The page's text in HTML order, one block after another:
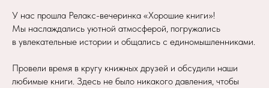
У нас прошла Релакс-вечеринка «Хорошие книги»!
Мы наслаждались уютной атмосферой, погружались
в увлекательные истории и общались с единомышленниками.
Провели время в кругу книжных друзей и обсудили наши
любимые книги. Здесь не было никакого давления, чтобы